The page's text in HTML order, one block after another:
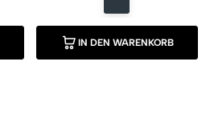
IN DEN WARENKORB